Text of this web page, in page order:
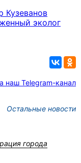
Кузеванов
эколог
наш Telegram-канал
Остальные новости
города